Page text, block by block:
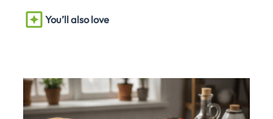
You’ll also love